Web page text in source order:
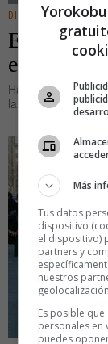
DIGITAL
El WOM
el WOM
Hace alrededor de
la genial idea de
Más
Tus datos
dispositivo
el dispositivo)
partners y
nuestros
Es posible
personales en
puedes